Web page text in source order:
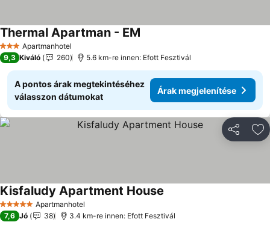
3 KategóriaApartmanhotel
Thermal Apartman - EM
9,3 Kiváló 260 5.6 km-re innen: Efott Fesztivál
A pontos árak megtekintéséhez
válasszon dátumokat
Árak megjelenítése
5 KategóriaApartmanhotel
Kisfaludy Apartment House
7,6 Jó 38 3.4 km-re innen: Efott Fesztivál